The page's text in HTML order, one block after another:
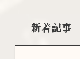
新着記事